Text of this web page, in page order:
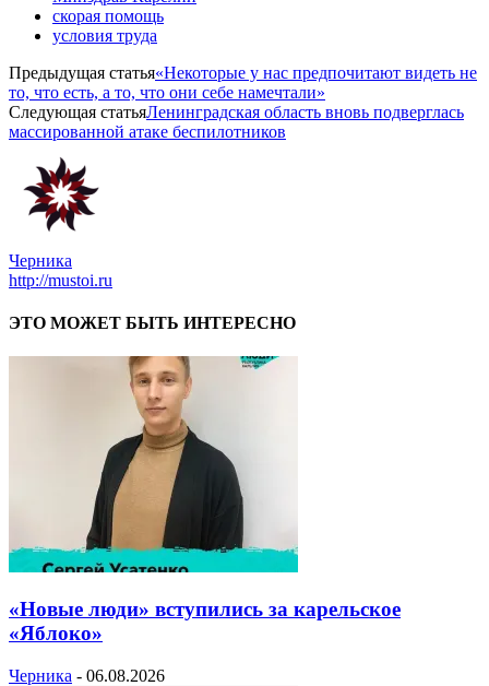
скорая помощь
условия труда
Предыдущая статья«Некоторые у нас предпочитают видеть не
то, что есть, а то, что они себе намечтали»
Следующая статьяЛенинградская область вновь подверглась
массированной атаке беспилотников
Черника
http://mustoi.ru
ЭТО МОЖЕТ БЫТЬ ИНТЕРЕСНО
«Новые люди» вступились за карельское
«Яблоко»
Черника - 06.08.2026